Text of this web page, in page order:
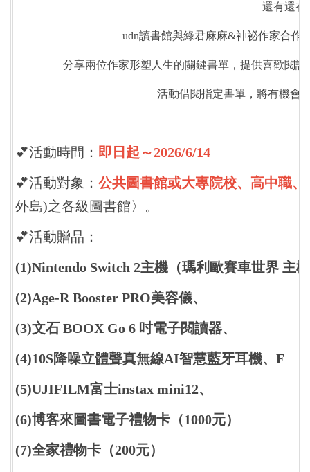
還有還有
udn讀書館與綠君麻麻&神祕作家合作
分享兩位作家形塑人生的關鍵書單，提供喜歡閱
活動借閱指定書單，將有機會
💕活動時間： 即日起～2026/6/14
💕活動對象： 公共圖書館或大專院校、高中職
外島)之各級圖書館〉。
💕活動贈品：
(1)Nintendo Switch 2主機（瑪利歐賽車世界 主
(2)Age-R Booster PRO美容儀、
(3)文石 BOOX Go 6 吋電子閱讀器、
(4)10S降噪立體聲真無線AI智慧藍牙耳機、F
(5)UJIFILM富士instax mini12、
(6)博客來圖書電子禮物卡（1000元）
(7)全家禮物卡（200元）